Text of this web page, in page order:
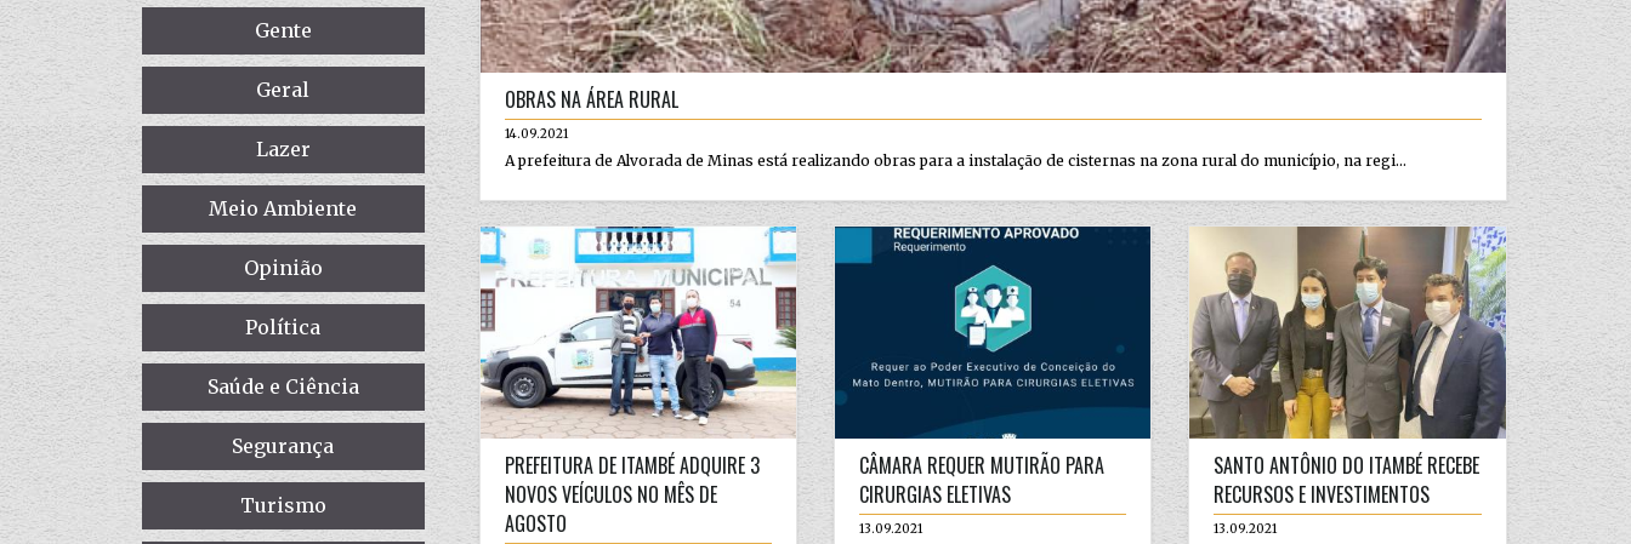
Gente
Geral
Lazer
Meio Ambiente
Opinião
Política
Saúde e Ciência
Segurança
Turismo
OBRAS NA ÁREA RURAL
14.09.2021
A prefeitura de Alvorada de Minas está realizando obras para a instalação de cisternas na zona rural do município, na regi...
PREFEITURA DE ITAMBÉ ADQUIRE 3
NOVOS VEÍCULOS NO MÊS DE
AGOSTO
CÂMARA REQUER MUTIRÃO PARA
CIRURGIAS ELETIVAS
13.09.2021
SANTO ANTÔNIO DO ITAMBÉ RECEBE
RECURSOS E INVESTIMENTOS
13.09.2021